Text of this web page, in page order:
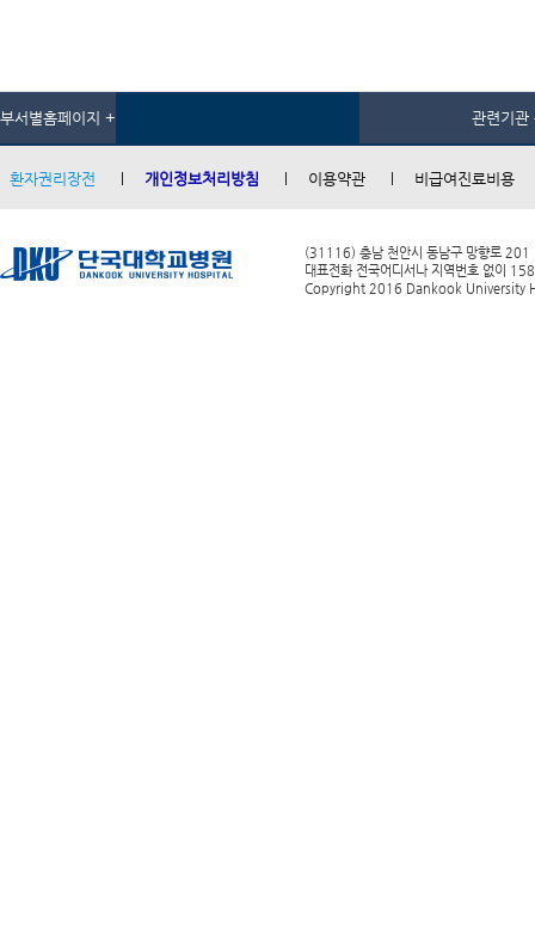
부서별홈페이지 + 관련기관
환자권리장전 개인정보처리방침 이용약관 비급여진료비용
(31116) 충남 천안시 동남구 망향로 201
대표전화 전국어디서나 지역번호 없이
Copyright 2016 Dankook University